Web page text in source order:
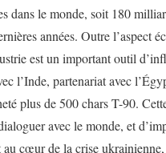
dans le monde, soit 180
années. Outre l’aspect
est un important outil
l’Inde, partenariat avec
plus de 500 chars T-90.
avec le monde, et
cœur de la crise